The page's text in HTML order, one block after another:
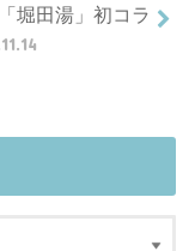
堀田湯」初コラ